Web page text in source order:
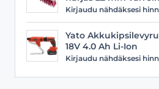
Kirjaudu nähdäksesi
Yato
18V 4.0 Ah Li-Ion
Kirjaudu nähdäksesi